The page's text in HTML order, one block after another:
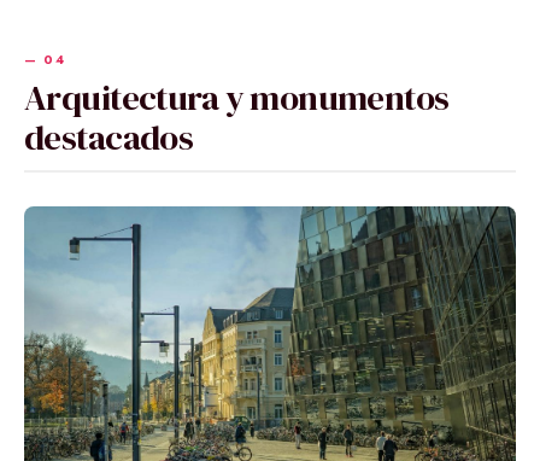
Arquitectura y monumentos
destacados